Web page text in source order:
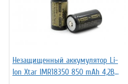
Незащищенный аккумулятор Li-
Ion Xtar IMR18350 850 mAh 4,2В